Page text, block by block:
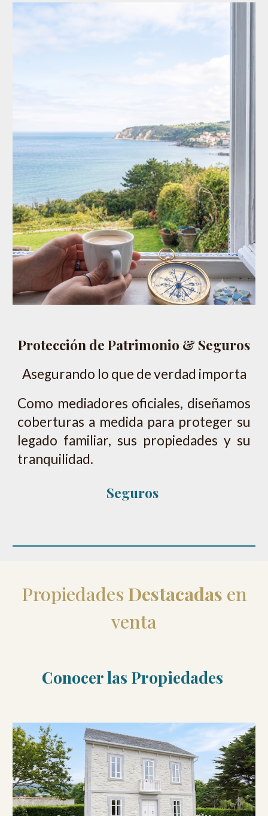
Protección de Patrimonio & Seguros
Asegurando lo que de verdad importa
Como mediadores oficiales, diseñamos
coberturas a medida para proteger su
legado familiar, sus propiedades y su
tranquilidad.
Seguros
PropiedadesDestacadas en
venta
Conocer las Propiedades